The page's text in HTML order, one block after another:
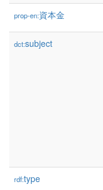
prop-en:資本金
dct:subject
rdf:type